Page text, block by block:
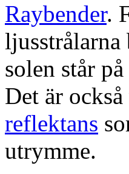
Raybender.
solen står
Det är
reflektans
utrymme.